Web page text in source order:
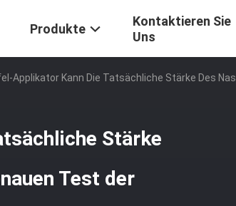
Produkte
Kontaktieren Sie
Uns
Applikator Kann Die Tatsächliche Stärke Des
Stärke
Test der